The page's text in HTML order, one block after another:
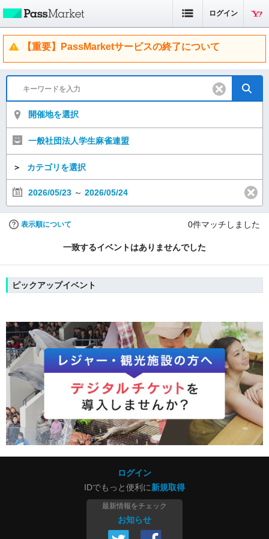
ログイン
【重要】PassMarketサービスの終了について
開催地を選択
一般社団法人学生麻雀連盟
＞ カテゴリを選択
2026/05/23 ～ 2026/05/24
表示順について 0件マッチしました
一致するイベントはありませんでした
ピックアップイベント
ログイン
IDでもっと便利に新規取得
最新情報をチェック
お知らせ